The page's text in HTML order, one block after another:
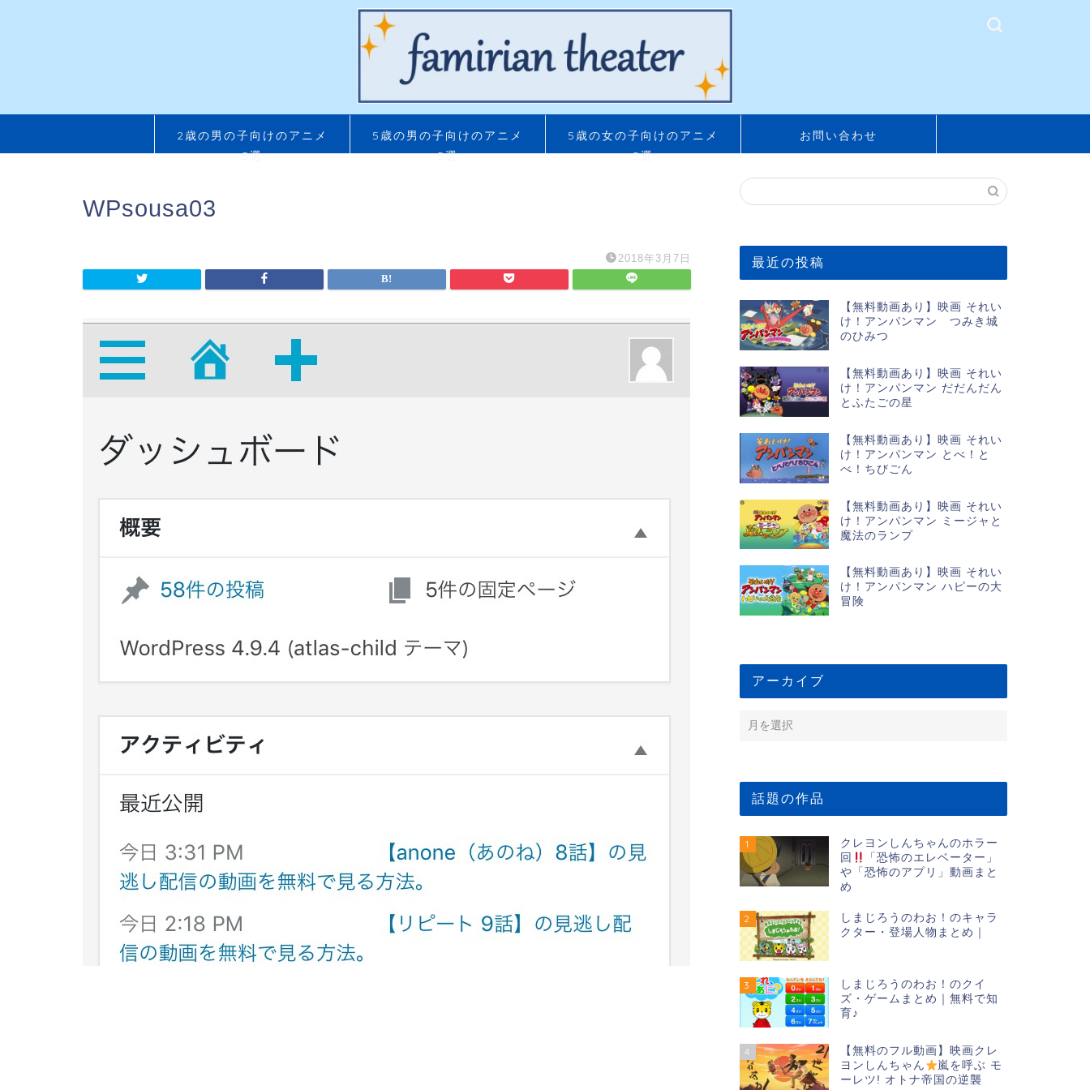
2歳の男の子向けのアニメ
5選
5歳の男の子向けのアニメ
5選
5歳の女の子向けのアニメ
5選
お問い合わせ
WPsousa03
2018年3月7日 最近の投稿
【無料動画あり】映画 それい
け！アンパンマン つみき城
のひみつ
【無料動画あり】映画 それい
け！アンパンマン だだんだん
とふたごの星
【無料動画あり】映画 それい
け！アンパンマン とべ！と
べ！ちびごん
【無料動画あり】映画 それい
け！アンパンマン ミージャと
魔法のランプ
【無料動画あり】映画 それい
け！アンパンマン ハピーの大
冒険
アーカイブ
話題の作品
1
クレヨンしんちゃんのホラー
回
「恐怖のエレベーター」
や「恐怖のアプリ」動画まと
め
2
しまじろうのわお！のキャラ
クター・登場人物まとめ｜
3
しまじろうのわお！のクイ
ズ・ゲームまとめ｜無料で知
育♪
4
【無料のフル動画】映画クレ
ヨンしんちゃん
嵐を呼ぶ モ
ーレツ! オトナ帝国の逆襲